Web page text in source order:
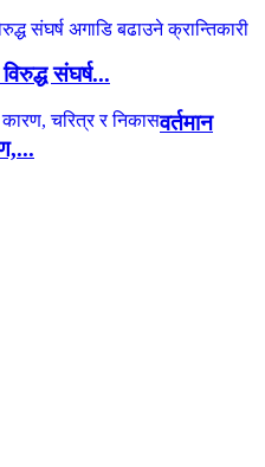
संघर्ष...
वर्तमान